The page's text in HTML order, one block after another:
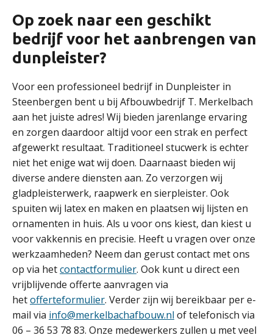
Op zoek naar een geschikt
bedrijf voor het aanbrengen van
dunpleister?
Voor een professioneel bedrijf in Dunpleister in
Steenbergen bent u bij Afbouwbedrijf T. Merkelbach
aan het juiste adres! Wij bieden jarenlange ervaring
en zorgen daardoor altijd voor een strak en perfect
afgewerkt resultaat. Traditioneel stucwerk is echter
niet het enige wat wij doen. Daarnaast bieden wij
diverse andere diensten aan. Zo verzorgen wij
gladpleisterwerk, raapwerk en sierpleister. Ook
spuiten wij latex en maken en plaatsen wij lijsten en
ornamenten in huis. Als u voor ons kiest, dan kiest u
voor vakkennis en precisie. Heeft u vragen over onze
werkzaamheden? Neem dan gerust contact met ons
op via hetcontactformulier. Ook kunt u direct een
vrijblijvende offerte aanvragen via
hetofferteformulier. Verder zijn wij bereikbaar per e-
mail via info@merkelbachafbouw.nl of telefonisch via
06 – 36 53 78 83. Onze medewerkers zullen u met veel